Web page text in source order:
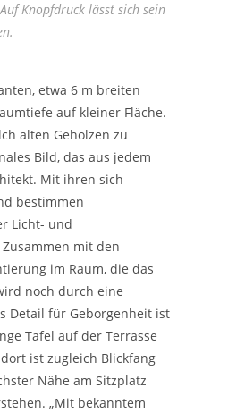
Knopfdruck lässt sich sein
etwa 6 m breiten
auf kleiner Fläche.
alten Gehölzen zu
Bild, das aus jedem
Mit ihren sich
bestimmen
Licht- und
mit den
im Raum, die das
noch durch eine
Detail für Geborgenheit ist
Tafel auf der Terrasse
ist zugleich Blickfang
Nähe am Sitzplatz
„Mit bekanntem